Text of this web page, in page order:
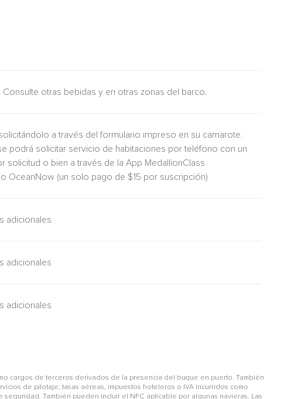
Consulte otras bebidas y en otras zonas del barco.
a través del formulario impreso en su camarote.
podrá solicitar servicio de habitaciones por teléfono con un
solicitud o bien a través de la App MedallionClass
OceanNow (un solo pago de $15 por suscripción)
adicionales
adicionales
adicionales
cargos de terceros derivados de la presencia del buque en puerto. También
de pilotaje, tasas aéreas, impuestos hoteleros o IVA incurridos como
También pueden incluir el NFC aplicable por algunas navieras. Las